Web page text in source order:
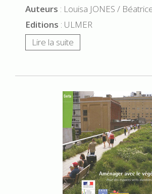
Auteurs : Louisa JONES /
Editions : ULMER
Lire la suite